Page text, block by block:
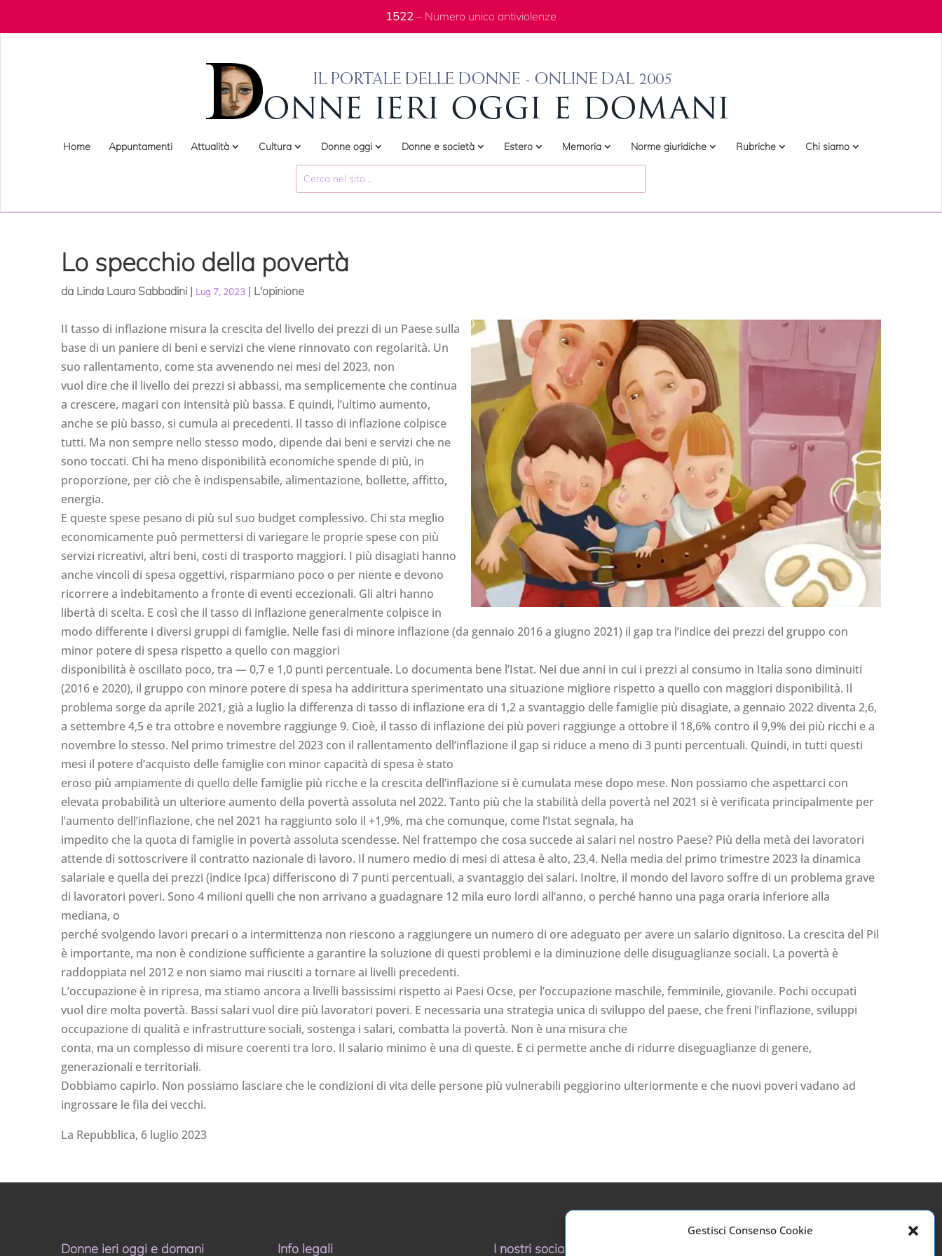
Gestisci Consenso Cookie
1522 – Numero unico antiviolenze
Home Appuntamenti Attualità Cultura Donne oggi Donne e società Estero Memoria Norme giuridiche Rubriche Chi siamo
Lo specchio della povertà
da Linda Laura Sabbadini | Lug 7, 2023 | L'opinione
II tasso di inflazione misura la crescita del livello dei prezzi di un Paese sulla
base di un paniere di beni e servizi che viene rinnovato con regolarità. Un
suo rallentamento, come sta avvenendo nei mesi del 2023, non
vuol dire che il livello dei prezzi si abbassi, ma semplicemente che continua
a crescere, magari con intensità più bassa. E quindi, l’ultimo aumento,
anche se più basso, si cumula ai precedenti. Il tasso di inflazione colpisce
tutti. Ma non sempre nello stesso modo, dipende dai beni e servizi che ne
sono toccati. Chi ha meno disponibilità economiche spende di più, in
proporzione, per ciò che è indispensabile, alimentazione, bollette, affitto,
energia.
E queste spese pesano di più sul suo budget complessivo. Chi sta meglio
economicamente può permettersi di variegare le proprie spese con più
servizi ricreativi, altri beni, costi di trasporto maggiori. I più disagiati hanno
anche vincoli di spesa oggettivi, risparmiano poco o per niente e devono
ricorrere a indebitamento a fronte di eventi eccezionali. Gli altri hanno
libertà di scelta. E così che il tasso di inflazione generalmente colpisce in
modo differente i diversi gruppi di famiglie. Nelle fasi di minore inflazione (da gennaio 2016 a giugno 2021) il gap tra l’indice dei prezzi del gruppo con
minor potere di spesa rispetto a quello con maggiori
disponibilità è oscillato poco, tra — 0,7 e 1,0 punti percentuale. Lo documenta bene l’Istat. Nei due anni in cui i prezzi al consumo in Italia sono diminuiti
(2016 e 2020), il gruppo con minore potere di spesa ha addirittura sperimentato una situazione migliore rispetto a quello con maggiori disponibilità. Il
problema sorge da aprile 2021, già a luglio la differenza di tasso di inflazione era di 1,2 a svantaggio delle famiglie più disagiate, a gennaio 2022 diventa 2,6,
a settembre 4,5 e tra ottobre e novembre raggiunge 9. Cioè, il tasso di inflazione dei più poveri raggiunge a ottobre il 18,6% contro il 9,9% dei più ricchi e a
novembre lo stesso. Nel primo trimestre del 2023 con il rallentamento dell’inflazione il gap si riduce a meno di 3 punti percentuali. Quindi, in tutti questi
mesi il potere d’acquisto delle famiglie con minor capacità di spesa è stato
eroso più ampiamente di quello delle famiglie più ricche e la crescita dell’inflazione si è cumulata mese dopo mese. Non possiamo che aspettarci con
elevata probabilità un ulteriore aumento della povertà assoluta nel 2022. Tanto più che la stabilità della povertà nel 2021 si è verificata principalmente per
l’aumento dell’inflazione, che nel 2021 ha raggiunto solo il +1,9%, ma che comunque, come l’Istat segnala, ha
impedito che la quota di famiglie in povertà assoluta scendesse. Nel frattempo che cosa succede ai salari nel nostro Paese? Più della metà dei lavoratori
attende di sottoscrivere il contratto nazionale di lavoro. Il numero medio di mesi di attesa è alto, 23,4. Nella media del primo trimestre 2023 la dinamica
salariale e quella dei prezzi (indice Ipca) differiscono di 7 punti percentuali, a svantaggio dei salari. Inoltre, il mondo del lavoro soffre di un problema grave
di lavoratori poveri. Sono 4 milioni quelli che non arrivano a guadagnare 12 mila euro lordi all’anno, o perché hanno una paga oraria inferiore alla
mediana, o
perché svolgendo lavori precari o a intermittenza non riescono a raggiungere un numero di ore adeguato per avere un salario dignitoso. La crescita del Pil
è importante, ma non è condizione sufficiente a garantire la soluzione di questi problemi e la diminuzione delle disuguaglianze sociali. La povertà è
raddoppiata nel 2012 e non siamo mai riusciti a tornare ai livelli precedenti.
L’occupazione è in ripresa, ma stiamo ancora a livelli bassissimi rispetto ai Paesi Ocse, per l’occupazione maschile, femminile, giovanile. Pochi occupati
vuol dire molta povertà. Bassi salari vuol dire più lavoratori poveri. E necessaria una strategia unica di sviluppo del paese, che freni l’inflazione, sviluppi
occupazione di qualità e infrastrutture sociali, sostenga i salari, combatta la povertà. Non è una misura che
conta, ma un complesso di misure coerenti tra loro. Il salario minimo è una di queste. E ci permette anche di ridurre diseguaglianze di genere,
generazionali e territoriali.
Dobbiamo capirlo. Non possiamo lasciare che le condizioni di vita delle persone più vulnerabili peggiorino ulteriormente e che nuovi poveri vadano ad
ingrossare le fila dei vecchi.
La Repubblica, 6 luglio 2023
Donne ieri oggi e domani Info legali I nostri social